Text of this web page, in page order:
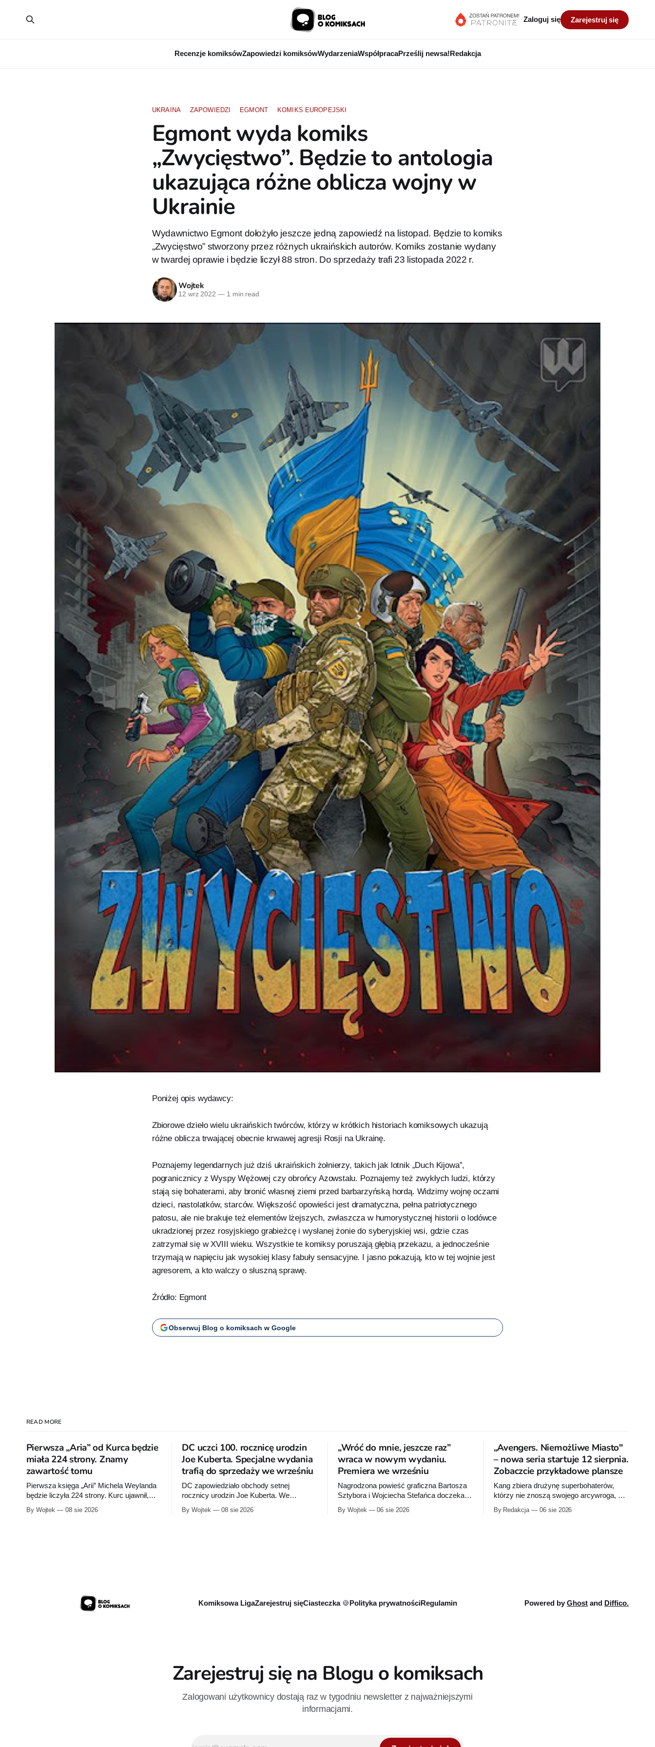
Recenzje komiksówZapowiedzi komiksówWydarzeniaWspółpracaPrześlij newsa!Redakcja
Zaloguj się Zarejestruj się
UKRAINA ZAPOWIEDZI EGMONT KOMIKS EUROPEJSKI
Egmont wyda komiks
„Zwycięstwo”. Będzie to antologia
ukazująca różne oblicza wojny w
Ukrainie
Wydawnictwo Egmont dołożyło jeszcze jedną zapowiedź na listopad. Będzie to komiks
„Zwycięstwo” stworzony przez różnych ukraińskich autorów. Komiks zostanie wydany
w twardej oprawie i będzie liczył 88 stron. Do sprzedaży trafi 23 listopada 2022 r.
Wojtek
12 wrz 2022 —1 min read
Poniżej opis wydawcy:
Zbiorowe dzieło wielu ukraińskich twórców, którzy w krótkich historiach komiksowych ukazują
różne oblicza trwającej obecnie krwawej agresji Rosji na Ukrainę.
Poznajemy legendarnych już dziś ukraińskich żołnierzy, takich jak lotnik „Duch Kijowa”,
pogranicznicy z Wyspy Wężowej czy obrońcy Azowstalu. Poznajemy też zwykłych ludzi, którzy
stają się bohaterami, aby bronić własnej ziemi przed barbarzyńską hordą. Widzimy wojnę oczami
dzieci, nastolatków, starców. Większość opowieści jest dramatyczna, pełna patriotycznego
patosu, ale nie brakuje też elementów lżejszych, zwłaszcza w humorystycznej historii o lodówce
ukradzionej przez rosyjskiego grabieżcę i wysłanej żonie do syberyjskiej wsi, gdzie czas
zatrzymał się w XVIII wieku. Wszystkie te komiksy poruszają głębią przekazu, a jednocześnie
trzymają w napięciu jak wysokiej klasy fabuły sensacyjne. I jasno pokazują, kto w tej wojnie jest
agresorem, a kto walczy o słuszną sprawę.
Źródło: Egmont
Obserwuj Blog o komiksach w Google
READ MORE
Pierwsza „Aria” od Kurca będzie
miała 224 strony. Znamy
zawartość tomu
Pierwsza księga „Arii” Michela Weylanda
będzie liczyła 224 strony. Kurc ujawnił,
zapowiedział około 30 stron dodatków.
By Wojtek 08 sie 2026
DC uczci 100. rocznicę urodzin
Joe Kuberta. Specjalne wydania
trafią do sprzedaży we wrześniu
DC zapowiedziało obchody setnej
rocznicy urodzin Joe Kuberta. We
publikacje poświęcone twórcy „Sgt.
By Wojtek 08 sie 2026
„Wróć do mnie, jeszcze raz”
wraca w nowym wydaniu.
Premiera we wrześniu
Nagrodzona powieść graficzna Bartosza
Sztybora i Wojciecha Stefańca doczeka
przygotowuje nową edycję albumu „Wróć
By Wojtek 06 sie 2026
„Avengers. Niemożliwe Miasto"
– nowa seria startuje 12 sierpnia.
Zobaczcie przykładowe plansze
Kang zbiera drużynę superbohaterów,
którzy nie znoszą swojego arcywroga, a
Przymierze z królem Arturem na czele.
By Redakcja 06 sie 2026
Komiksowa LigaZarejestruj sięCiasteczka 🍪 Polityka prywatnościRegulamin Powered byGhost and Diffico.
Zarejestruj się na Blogu o komiksach
Zalogowani użytkownicy dostają raz w tygodniu newsletter z najważniejszymi
informacjami.